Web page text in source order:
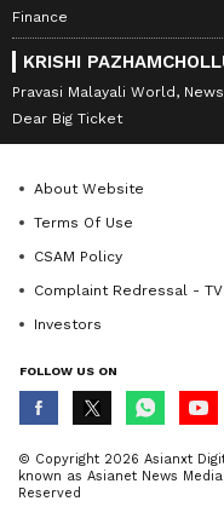
Finance
KRISHI
Pravasi Malayali World,
Dear Big Ticket
About Website
Terms Of Use
CSAM Policy
Complaint Redressal - TV
Investors
FOLLOW US ON
© Copyright 2026 Asianxt
known as Asianet News
Reserved